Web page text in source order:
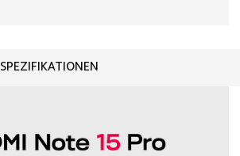
SPEZIFIKATIONEN